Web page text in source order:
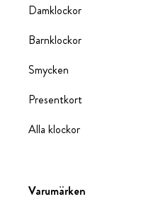
Damklockor
Barnklockor
Smycken
Presentkort
Alla klockor
Varumärken